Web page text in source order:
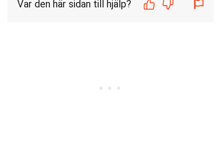
Var den här sidan till hjälp?